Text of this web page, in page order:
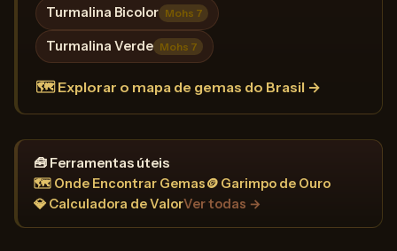
Turmalina Bicolor Mohs 7
Turmalina Verde Mohs 7
🗺️ Explorar o mapa de gemas do Brasil →
🧰 Ferramentas úteis
🗺️ Onde Encontrar Gemas🪙 Garimpo de Ouro
💎 Calculadora de ValorVer todas →